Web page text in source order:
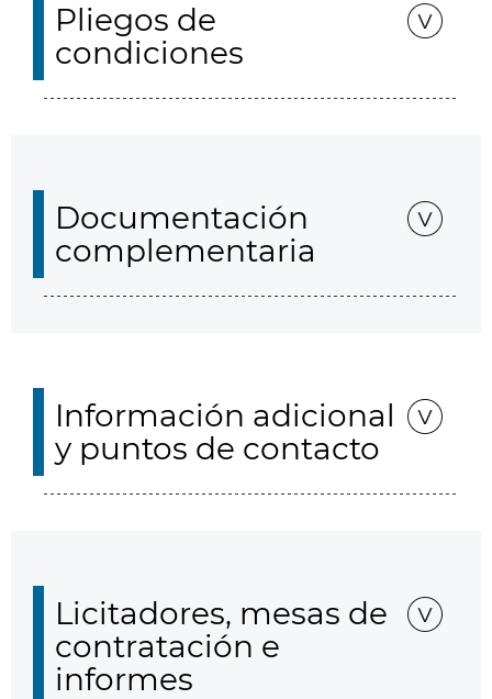
Pliegos de
condiciones
Documentación
complementaria
Información adicional
y puntos de contacto
Licitadores, mesas de
contratación e
informes